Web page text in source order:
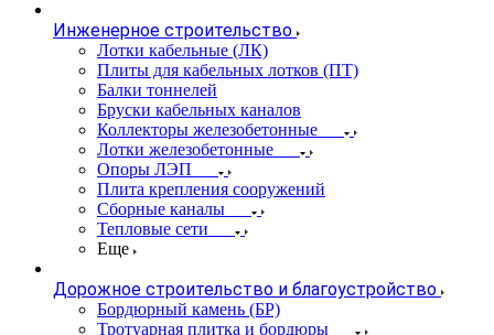
Инженерное строительство
Лотки кабельные (ЛК)
Плиты для кабельных лотков (ПТ)
Балки тоннелей
Бруски кабельных каналов
Коллекторы железобетонные
Лотки железобетонные
Опоры ЛЭП
Плита крепления сооружений
Сборные каналы
Тепловые сети
Еще
Дорожное строительство и благоустройство
Бордюрный камень (БР)
Тротуарная плитка и бордюры